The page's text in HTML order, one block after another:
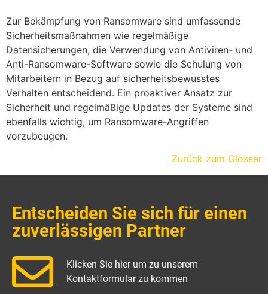
Zur Bekämpfung von Ransomware sind umfassende
Sicherheitsmaßnahmen wie regelmäßige
Datensicherungen, die Verwendung von Antiviren- und
Anti-Ransomware-Software sowie die Schulung von
Mitarbeitern in Bezug auf sicherheitsbewusstes
Verhalten entscheidend. Ein proaktiver Ansatz zur
Sicherheit und regelmäßige Updates der Systeme sind
ebenfalls wichtig, um Ransomware-Angriffen
vorzubeugen.
Zurück zum Glossar
Entscheiden Sie sich für einen
zuverlässigen Partner
Klicken Sie hier um zu unserem
Kontaktformular zu kommen